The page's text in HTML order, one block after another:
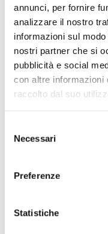
annunci, per fornire
analizzare il nostro
informazioni sul
nostri partner che si
pubblicità e social
con altre informazioni
raccolto dal suo
delNecessari
Preferenze
Statistiche